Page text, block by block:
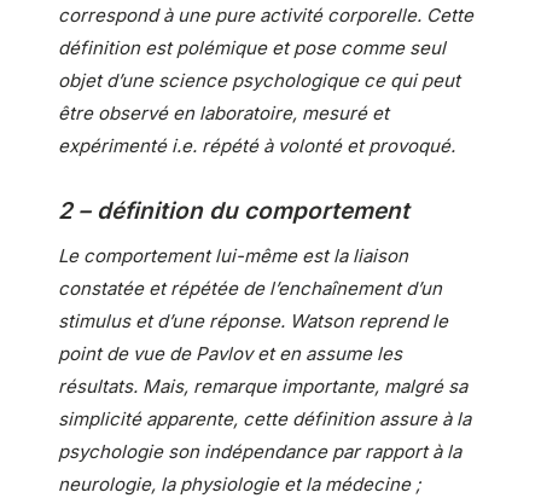
correspond à une pure activité corporelle. Cette
définition est polémique et pose comme seul
objet d’une science psychologique ce qui peut
être observé en laboratoire, mesuré et
expérimenté i.e. répété à volonté et provoqué.
2 – définition du comportement
Le comportement lui-même est la liaison
constatée et répétée de l’enchaînement d’un
stimulus et d’une réponse. Watson reprend le
point de vue de Pavlov et en assume les
résultats. Mais, remarque importante, malgré sa
simplicité apparente, cette définition assure à la
psychologie son indépendance par rapport à la
neurologie, la physiologie et la médecine ;